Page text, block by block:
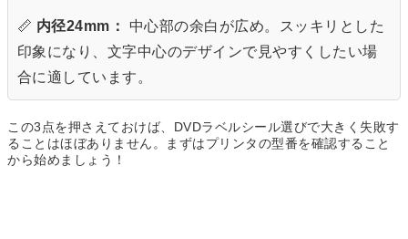
📏 内径24mm：
中心部の余白が広め。スッキリとした
印象になり、 文字中心のデザインで見やすくしたい場
合に適しています。
この3点を押さえておけば、DVDラベルシール選びで大きく失敗す
ることはほぼありません。まずはプリンタの型番を確認すること
から始めましょう！